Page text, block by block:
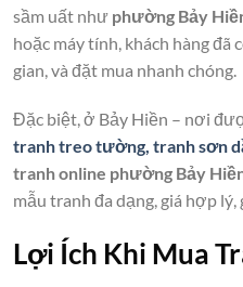
sầm uất như phường Bảy
hoặc máy tính, khách hàng
gian, và đặt mua nhanh chóng.
Đặc biệt, ở Bảy Hiền – nơi
tranh treo tường, tranh sơn
tranh online phường Bảy
mẫu tranh đa dạng, giá hợp
Lợi Ích Khi Mua